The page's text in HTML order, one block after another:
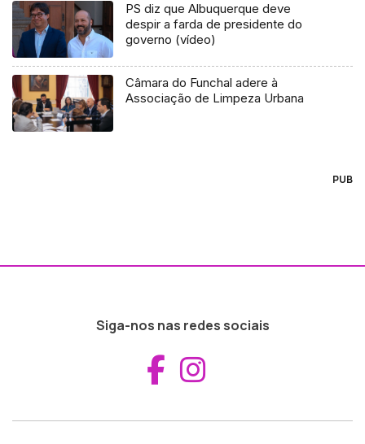
PS diz que Albuquerque deve
despir a farda de presidente do
governo (vídeo)
Câmara do Funchal adere à
Associação de Limpeza Urbana
PUB
Siga-nos nas redes sociais
Aceder ao